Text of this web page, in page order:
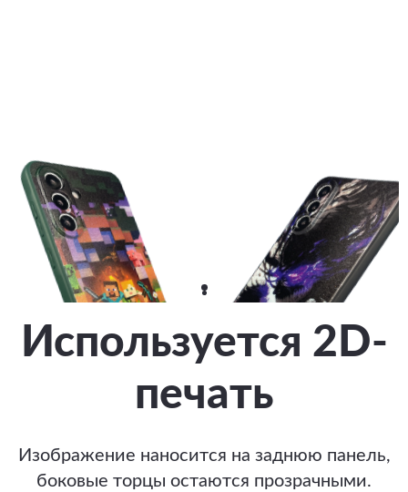
Используется 2D-
печать
Изображение наносится на заднюю панель,
боковые торцы остаются прозрачными.